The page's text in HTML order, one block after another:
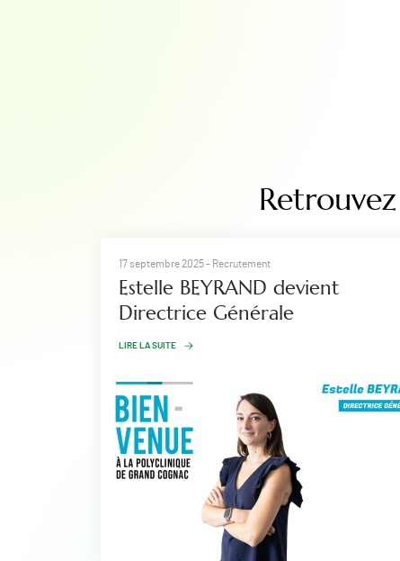
17 septembre 2025- Recrutement
Estelle BEYRAND devient
Directrice Générale
LIRE LA SUITE